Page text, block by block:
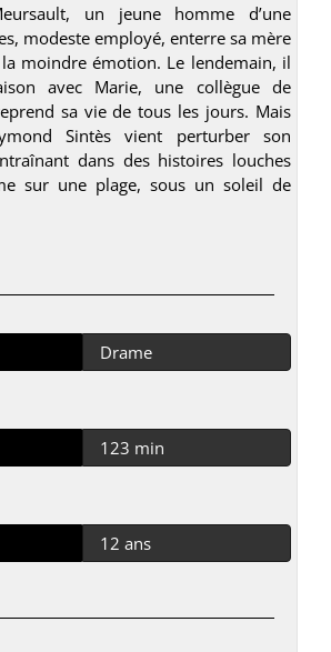
un jeune homme d’une
modeste employé, enterre sa mère
moindre émotion. Le lendemain, il
avec Marie, une collègue de
sa vie de tous les jours. Mais
Sintès vient perturber son
dans des histoires louches
sur une plage, sous un soleil de
Drame
123 min
12 ans